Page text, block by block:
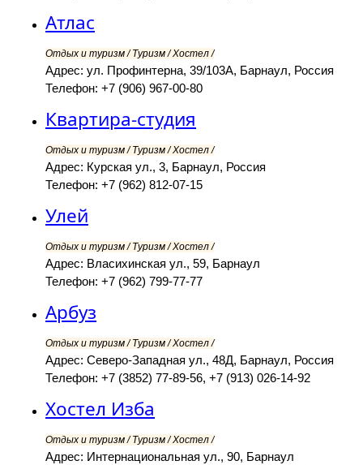
Атлас
Отдых и туризм / Туризм / Хостел /
Адрес: ул. Профинтерна, 39/103А, Барнаул, Россия
Телефон: +7 (906) 967-00-80
Квартира-студия
Отдых и туризм / Туризм / Хостел /
Адрес: Курская ул., 3, Барнаул, Россия
Телефон: +7 (962) 812-07-15
Улей
Отдых и туризм / Туризм / Хостел /
Адрес: Власихинская ул., 59, Барнаул
Телефон: +7 (962) 799-77-77
Арбуз
Отдых и туризм / Туризм / Хостел /
Адрес: Северо-Западная ул., 48Д, Барнаул, Россия
Телефон: +7 (3852) 77-89-56, +7 (913) 026-14-92
Хостел Изба
Отдых и туризм / Туризм / Хостел /
Адрес: Интернациональная ул., 90, Барнаул